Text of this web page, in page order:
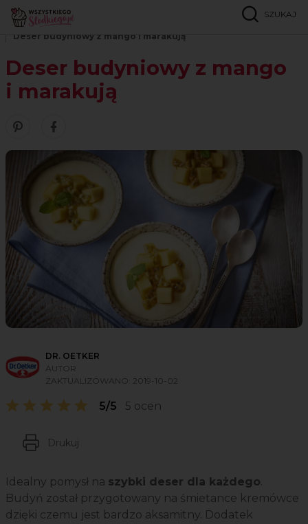
SZUKAJ
Strona główna
Deser budyniowy z mango i marakują
Deser budyniowy z mango
i marakują
Zobacz nasze piny w serwisie Pinterest
Udostępnij ten przepis w serwisie Facebook
DR. OETKER
AUTOR
ZAKTUALIZOWANO: 2019-10-02
5/5 5 ocen
Drukuj
Idealny pomysł na szybki deser dla każdego.
Budyń został przygotowany na śmietance kremówce
dzięki czemu jest bardzo aksamitny. Dodatek